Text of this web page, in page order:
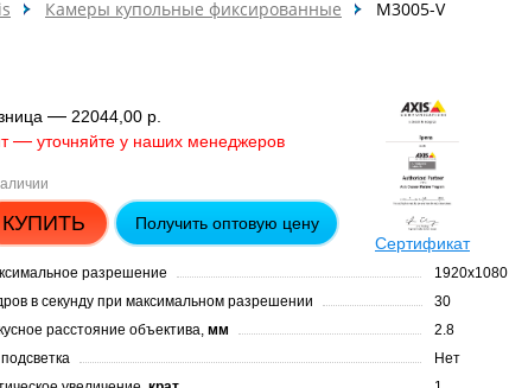
Камеры купольные фиксированные M3005-V
— 22044,00 р.
— уточняйте у наших менеджеров
КУПИТЬ
Получить оптовую цену
Сертификат
разрешение
1920x1080
в секунду при максимальном разрешении
30
расстояние объектива, мм
2.8
Нет